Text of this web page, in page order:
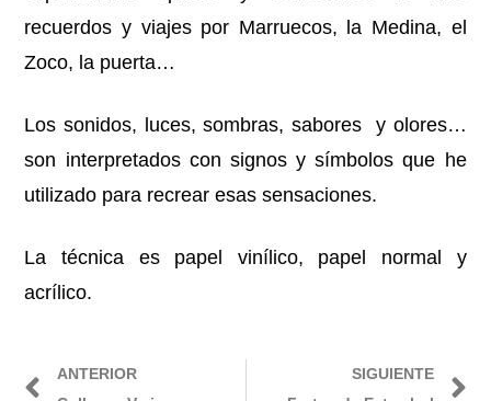
recuerdos y viajes por Marruecos, la Medina, el
Zoco, la puerta…
Los sonidos, luces, sombras, sabores y olores…
son interpretados con signos y símbolos que he
utilizado para recrear esas sensaciones.
La técnica es papel vinílico, papel normal y
acrílico.
ANTERIOR
SIGUIENTE